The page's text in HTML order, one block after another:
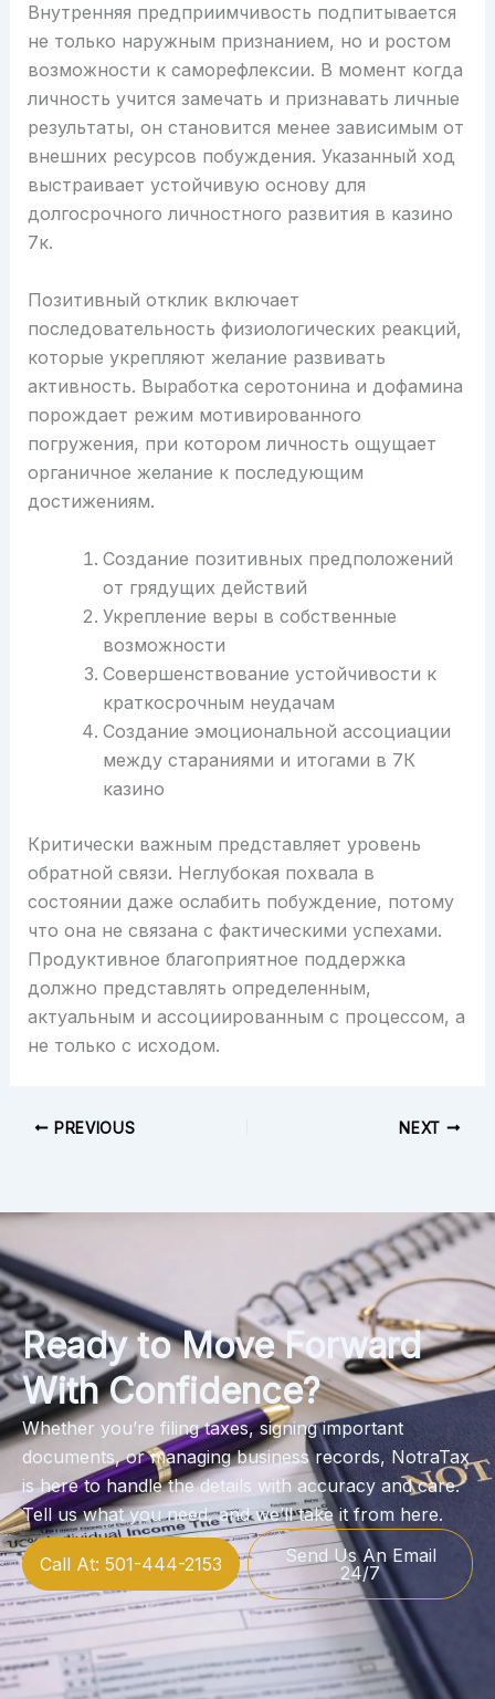
Внутренняя предприимчивость подпитывается
не только наружным признанием, но и ростом
возможности к саморефлексии. В момент когда
личность учится замечать и признавать личные
результаты, он становится менее зависимым от
внешних ресурсов побуждения. Указанный ход
выстраивает устойчивую основу для
долгосрочного личностного развития в казино
7к.
Позитивный отклик включает
последовательность физиологических реакций,
которые укрепляют желание развивать
активность. Выработка серотонина и дофамина
порождает режим мотивированного
погружения, при котором личность ощущает
органичное желание к последующим
достижениям.
Создание позитивных предположений
от грядущих действий
Укрепление веры в собственные
возможности
Совершенствование устойчивости к
краткосрочным неудачам
Создание эмоциональной ассоциации
между стараниями и итогами в 7К
казино
Критически важным представляет уровень
обратной связи. Неглубокая похвала в
состоянии даже ослабить побуждение, потому
что она не связана с фактическими успехами.
Продуктивное благоприятное поддержка
должно представлять определенным,
актуальным и ассоциированным с процессом, а
не только с исходом.
PREVIOUS NEXT
Ready to Move Forward
With Confidence?
Whether you’re filing taxes, signing important
documents, or managing business records, NotraTax
is here to handle the details with accuracy and care.
Tell us what you need, and we’ll take it from here.
Call At: 501-444-2153
Send Us An Email
24/7